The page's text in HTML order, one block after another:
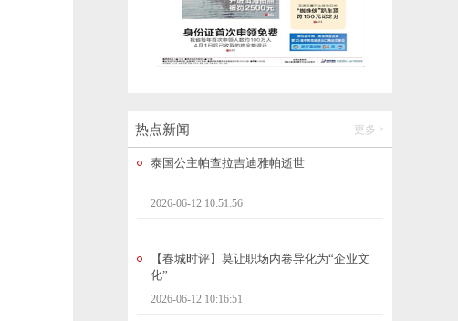
热点新闻 更多 >
湄公河，他用镜头记录下友谊的温暖瞬间
2026-06-12 10:51:49
泰国公主帕查拉吉迪雅帕逝世
【春城时评】莫让职场内卷异化为“企业文
2026-06-12 10:16:51
【春城时评】别让一时的好奇成为后悔的开
始
2026-06-12 10:16:54